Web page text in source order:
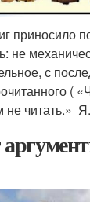
приносило
не
с
(
не читать.»